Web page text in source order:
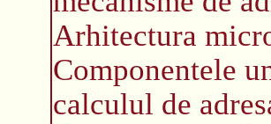
Arhitectura
Componentele
calculul de